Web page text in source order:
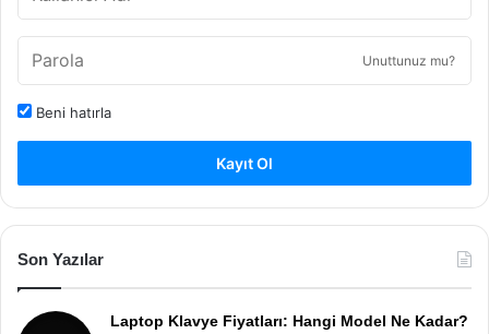
Unuttunuz mu?
Beni hatırla
Kayıt Ol
Son Yazılar
Laptop Klavye Fiyatları: Hangi Model Ne Kadar?